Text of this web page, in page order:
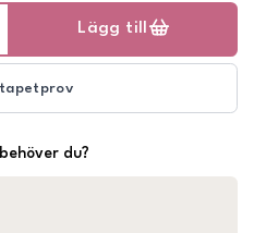
Lägg till
du?